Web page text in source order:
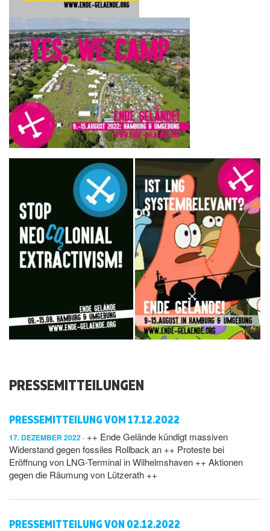
PRESSEMITTEILUNGEN
PRESSEMITTEILUNG VOM 17.12.2022
17. DEZEMBER 2022
++ Ende Gelände kündigt massiven
Widerstand gegen fossiles Rollback an ++ Proteste bei
Eröffnung von LNG-Terminal in Wilhelmshaven ++ Aktionen
gegen die Räumung von Lützerath ++
PRESSEMITTEILUNG VON 02.12.2022